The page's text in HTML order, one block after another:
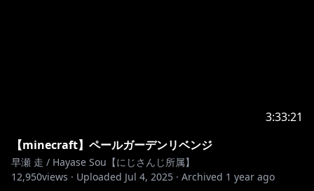
3:33:21
【minecraft】ペールガーデンリベンジ
早瀬 走 / Hayase Sou【にじさんじ所属】
12,950views · Uploaded Jul 4, 2025 · Archived 1 year ago